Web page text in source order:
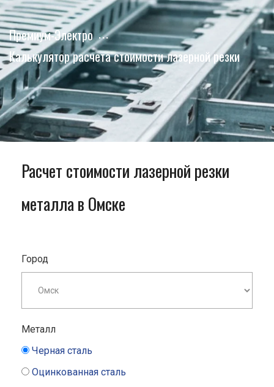
Премиум-Электро
Калькулятор расчета стоимости лазерной резки
Расчет стоимости лазерной резки
металла в Омске
Город
Металл
Черная сталь
Оцинкованная сталь